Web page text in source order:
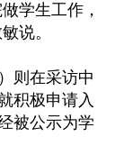
学生工作，
说。
则在采访中
积极申请入
被公示为学